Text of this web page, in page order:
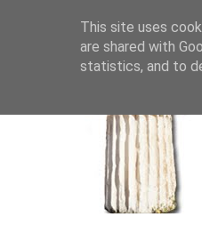
This site uses
are shared with
statistics, and to